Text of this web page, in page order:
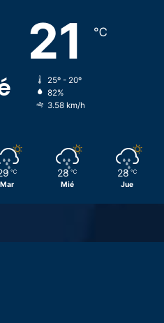
21 ℃
25º - 20º
82%
3.58 km/h
℃
Mar
28 ℃
Mié
28 ℃
Jue